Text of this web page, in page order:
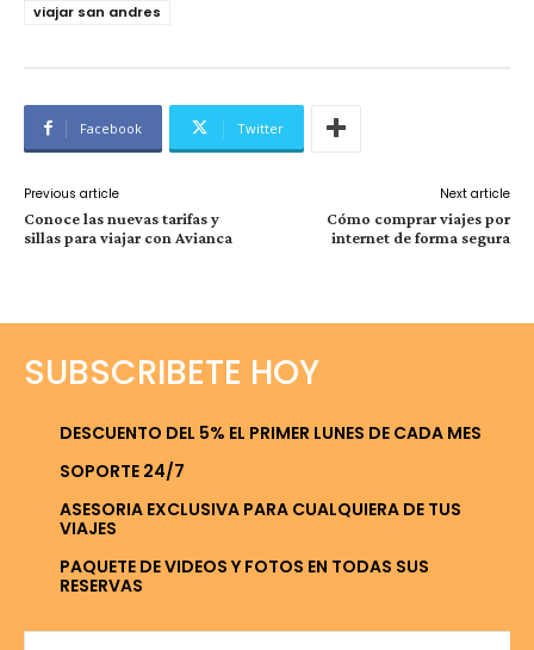
viajar san andres
Facebook Twitter
Previous article
Conoce las nuevas tarifas y
sillas para viajar con Avianca
Next article
Cómo comprar viajes por
internet de forma segura
SUBSCRIBETE HOY
DESCUENTO DEL 5% EL PRIMER LUNES DE CADA MES
SOPORTE 24/7
ASESORIA EXCLUSIVA PARA CUALQUIERA DE TUS
VIAJES
PAQUETE DE VIDEOS Y FOTOS EN TODAS SUS
RESERVAS